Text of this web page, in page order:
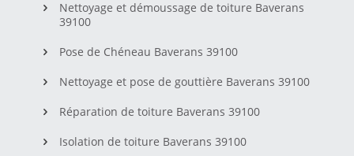
Nettoyage et démoussage de toiture Baverans
39100
Pose de Chéneau Baverans 39100
Nettoyage et pose de gouttière Baverans 39100
Réparation de toiture Baverans 39100
Isolation de toiture Baverans 39100